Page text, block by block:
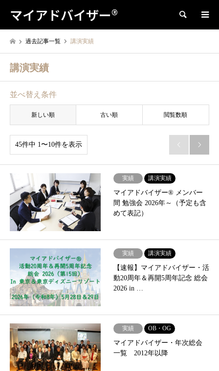
マイアドバイザー® 検索
過去記事一覧 講演実績
講演実績
並べ替え条件
新しい順 古い順 閲覧数順
45件中 1〜10件を表示  
実績 講演実績
マイアドバイザー® メンバー
間 勉強会 2026年～（予定も含
めて表記）
実績 講演実績
【速報】マイアドバイザー・活
動20周年＆再開5周年記念 総会
2026 in …
実績 OB・OG
マイアドバイザー・年次総会
一覧 2012年以降